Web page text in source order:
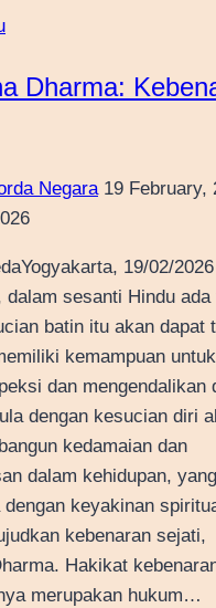
Dharma:
Negara 19 February,
19/02/
dalam sesanti Hindu
batin itu akan dapat
kemampuan untuk
dan mengendalikan
dengan kesucian diri
kedamaian dan
dalam kehidupan, yang
keyakinan
kebenaran sejati,
Hakikat
merupakan hukum…